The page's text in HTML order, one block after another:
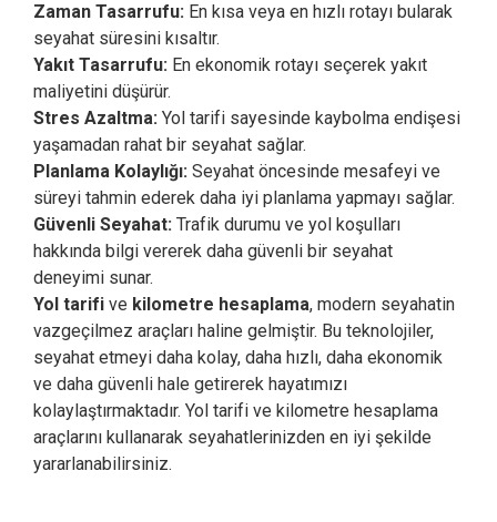
Zaman Tasarrufu: En kısa veya en hızlı rotayı bularak
seyahat süresini kısaltır.
Yakıt Tasarrufu: En ekonomik rotayı seçerek yakıt
maliyetini düşürür.
Stres Azaltma: Yol tarifi sayesinde kaybolma endişesi
yaşamadan rahat bir seyahat sağlar.
Planlama Kolaylığı: Seyahat öncesinde mesafeyi ve
süreyi tahmin ederek daha iyi planlama yapmayı sağlar.
Güvenli Seyahat: Trafik durumu ve yol koşulları
hakkında bilgi vererek daha güvenli bir seyahat
deneyimi sunar.
Yol tarifi ve kilometre hesaplama, modern seyahatin
vazgeçilmez araçları haline gelmiştir. Bu teknolojiler,
seyahat etmeyi daha kolay, daha hızlı, daha ekonomik
ve daha güvenli hale getirerek hayatımızı
kolaylaştırmaktadır. Yol tarifi ve kilometre hesaplama
araçlarını kullanarak seyahatlerinizden en iyi şekilde
yararlanabilirsiniz.